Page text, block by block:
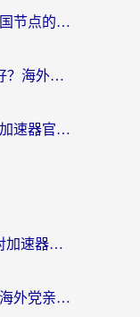
海外党必看：如何选对带vpn中国节点的加速器？无缝访问国内资源全攻略
ChickCN和Unblock Youku哪个好？海外党亲测4款热门回国加速器，附避坑指南
海外党必看：如何选择靠谱vpn加速器官网？轻松解决国内APP地区限制
海外党打光明大陆总卡顿？选对加速器才是关键！（附亲测好用的推荐）
澳大利亚怎么玩放开那三国3？海外党亲测有效的国服游戏加速指南